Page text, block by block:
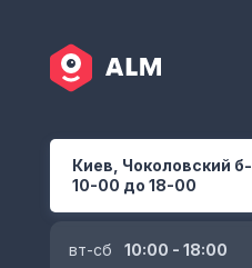
Киев, Чоколовский
10-00 до 18-00
вт-сб
10:00 - 18:00